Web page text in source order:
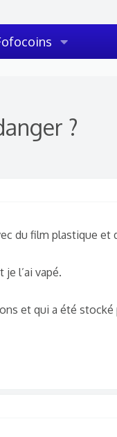
?
du film plastique et
l’ai vapé.
et qui a été stocké